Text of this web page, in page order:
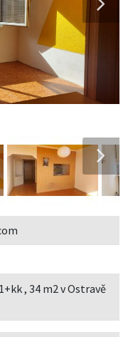
, 34 m2 v Ostravě